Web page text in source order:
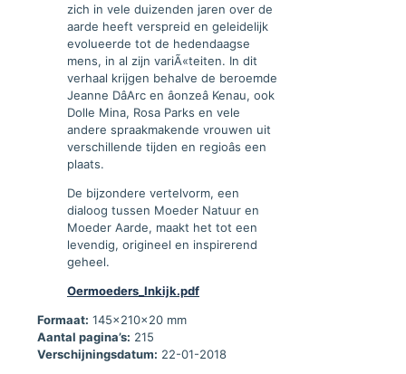
zich in vele duizenden jaren over de
aarde heeft verspreid en geleidelijk
evolueerde tot de hedendaagse
mens, in al zijn variÃ«teiten. In dit
verhaal krijgen behalve de beroemde
Jeanne DâArc en âonzeâ Kenau, ook
Dolle Mina, Rosa Parks en vele
andere spraakmakende vrouwen uit
verschillende tijden en regioâs een
plaats.
De bijzondere vertelvorm, een
dialoog tussen Moeder Natuur en
Moeder Aarde, maakt het tot een
levendig, origineel en inspirerend
geheel.
Oermoeders_Inkijk.pdf
Formaat: 145x210x20 mm
Aantal pagina’s: 215
Verschijningsdatum: 22-01-2018